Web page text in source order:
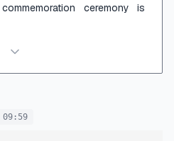
ceremony is
09:59